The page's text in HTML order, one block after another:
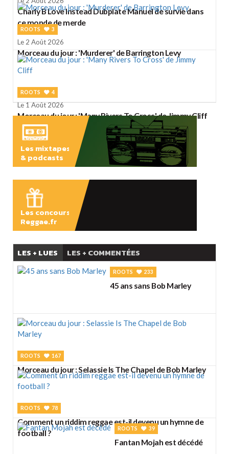
Charly B Love Instead Dubplate Manuel de survie dans
ce monde de merde
ROOTS 3
Le 2 Août 2026
Morceau du jour : 'Murderer' de Barrington Levy
ROOTS 4
Le 1 Août 2026
Morceau du jour : 'Many Rivers To Cross' de Jimmy Cliff
Les mixtapes
& podcasts
Les concours
Reggae.fr
LES + LUES LES + COMMENTÉES
ROOTS 233
45 ans sans Bob Marley
ROOTS 167
Morceau du jour : Selassie Is The Chapel de Bob Marley
ROOTS 78
Comment un riddim reggae est-il devenu un hymne de
football ?
ROOTS 39
Fantan Mojah est décédé